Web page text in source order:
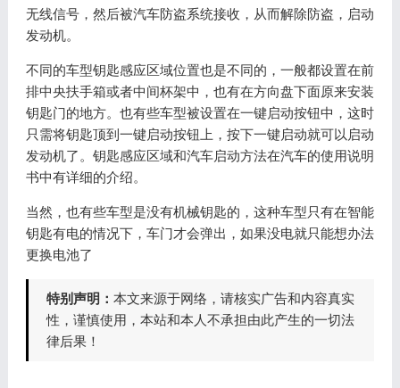
无线信号，然后被汽车防盗系统接收，从而解除防盗，启动
发动机。
不同的车型钥匙感应区域位置也是不同的，一般都设置在前
排中央扶手箱或者中间杯架中，也有在方向盘下面原来安装
钥匙门的地方。也有些车型被设置在一键启动按钮中，这时
只需将钥匙顶到一键启动按钮上，按下一键启动就可以启动
发动机了。钥匙感应区域和汽车启动方法在汽车的使用说明
书中有详细的介绍。
当然，也有些车型是没有机械钥匙的，这种车型只有在智能
钥匙有电的情况下，车门才会弹出，如果没电就只能想办法
更换电池了
特别声明： 本文来源于网络，请核实广告和内容真实
性，谨慎使用，本站和本人不承担由此产生的一切法
律后果！